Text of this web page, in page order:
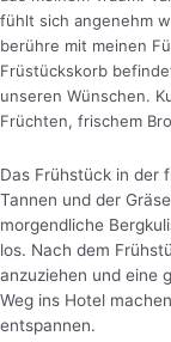
fühlt sich angenehm
berühre mit meinen
Früstückskorb
unseren Wünschen.
Früchten, frischem
Das Frühstück in der
Tannen und der
morgendliche
los. Nach dem
anzuziehen und eine
Weg ins Hotel
entspannen.